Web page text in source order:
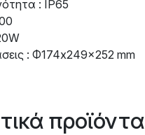
: IP65
: Φ174x249x252 mm
προϊόντα